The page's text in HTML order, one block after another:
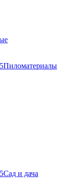
Пиломатериалы
Сад и дача